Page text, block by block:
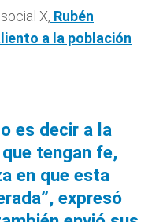
X, Rubén
a la población
es decir a la
tengan fe,
en que esta
expresó